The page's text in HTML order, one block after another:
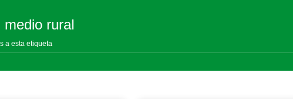
rural
a esta etiqueta